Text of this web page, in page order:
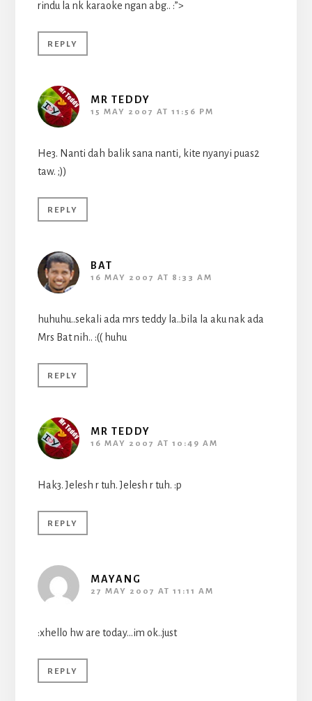
rindu la nk karaoke ngan abg.. :”>
REPLY
MR TEDDY
15 MAY 2007 AT 11:56 PM
He3. Nanti dah balik sana nanti, kite nyanyi puas2
taw. ;))
REPLY
BAT
16 MAY 2007 AT 8:33 AM
huhuhu..sekali ada mrs teddy la..bila la aku nak ada
Mrs Bat nih.. :(( huhu
REPLY
MR TEDDY
16 MAY 2007 AT 10:49 AM
Hak3. Jelesh r tuh. Jelesh r tuh. :p
REPLY
MAYANG
27 MAY 2007 AT 11:11 AM
:xhello hw are today…im ok..just
REPLY